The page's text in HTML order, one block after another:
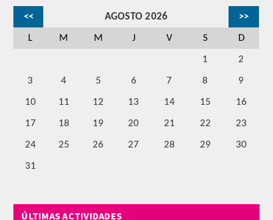
<< AGOSTO 2026 >>
L M M J V S D
1 2
3 4 5 6 7 8 9
10 11 12 13 14 15 16
17 18 19 20 21 22 23
24 25 26 27 28 29 30
31
ÚLTIMAS ACTIVIDADES